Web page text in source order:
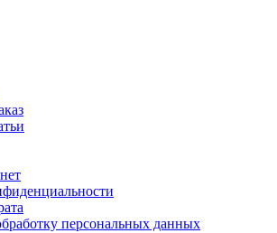
персональных данных